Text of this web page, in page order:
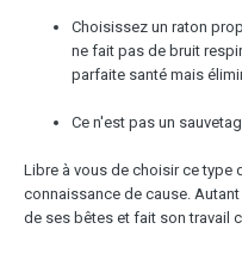
Choisissez un raton
ne fait pas de bruit
parfaite santé mais
Ce n'est pas un
Libre à vous de choisir ce
connaissance de cause.
de ses bêtes et fait son travail